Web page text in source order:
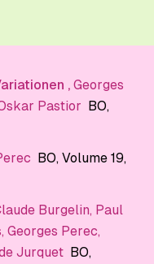
, Georges
Pastior BO,
BO, Volume 19,
Burgelin, Paul
, Georges Perec,
Jurquet BO,